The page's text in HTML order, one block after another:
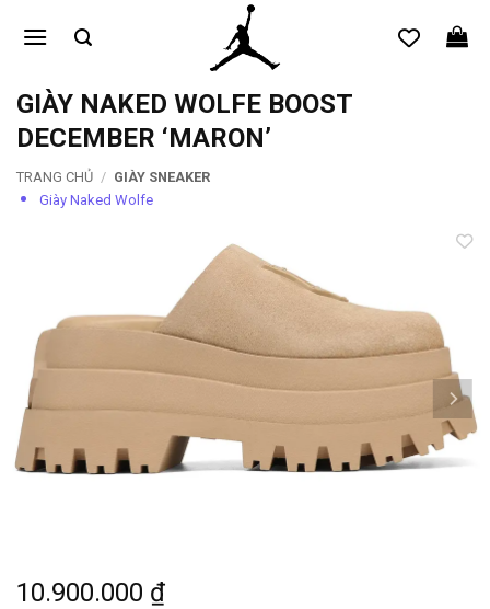
qua
dungGIÀY NAKED WOLFE BOOST
DECEMBER ‘MARON’
TRANG CHỦ / GIÀY SNEAKER
Giày Naked Wolfe
wishlist
10.900.000 ₫